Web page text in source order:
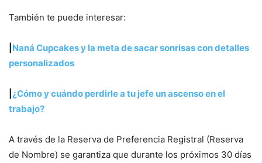
También te puede interesar:
Naná Cupcakes y la meta de sacar sonrisas con detalles
personalizados
¿Cómo y cuándo perdirle a tu jefe un ascenso en el
trabajo?
A través de la Reserva de Preferencia Registral (Reserva
de Nombre) se garantiza que durante los próximos 30 días